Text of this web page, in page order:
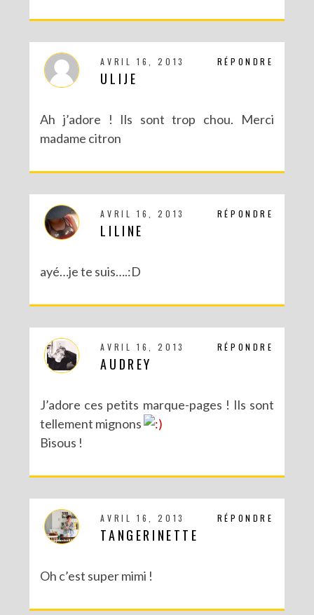
DIY CRÉE TON BULLET JOURNAL (AVEC SCAN N CUT)
RECETTES ET CRÉATIONS POUR DES FÊTES RÉUSSIES – CONCOURS
RÉPONDRE
AVRIL 16, 2013
ULIJE
Ah j’adore ! Ils sont trop chou. Merci
madame citron
RÉPONDRE
AVRIL 16, 2013
LILINE
ayé…je te suis….:D
RÉPONDRE
AVRIL 16, 2013
AUDREY
J’adore ces petits marque-pages ! Ils sont
tellement mignons
Bisous !
RÉPONDRE
AVRIL 16, 2013
TANGERINETTE
Oh c’est super mimi !